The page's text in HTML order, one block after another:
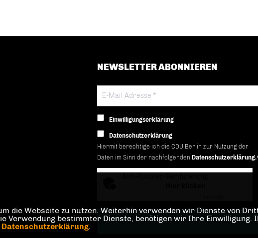
NEWSLETTER ABONNIEREN
Einwilligungserklärung
Datenschutzerklärung
Hiermit berechtige ich die CDU Berlin zur Nutzung der
Daten im Sinn der nachfolgenden
die Webseite zu nutzen. Weiterhin verwenden wir Dienste von
Verwendung bestimmter Dienste, benötigen wir Ihre Einwilligung.
Datenschutzerklärung.